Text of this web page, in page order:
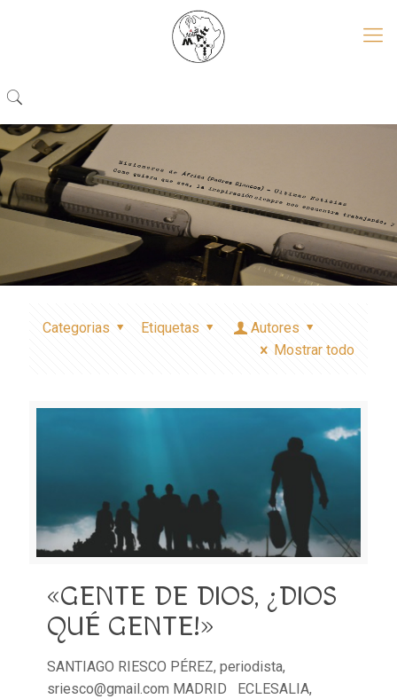
Categorias Etiquetas
Autores
Mostrar todo
«GENTE DE DIOS, ¿DIOS
QUÉ GENTE!»
SANTIAGO RIESCO PÉREZ, periodista,
sriesco@gmail.com MADRID ECLESALIA,